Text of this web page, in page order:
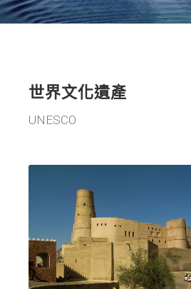
世界文化遺產
UNESCO